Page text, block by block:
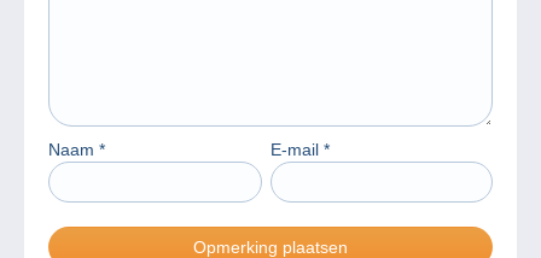
Naam * E-mail *